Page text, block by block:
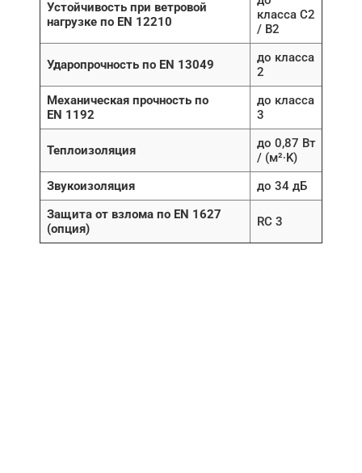
Устойчивость при ветровой
нагрузке по EN 12210
класса C2
/ B2
Ударопрочность по EN 13049
до класса
2
Механическая прочность по
EN 1192
до класса
3
Теплоизоляция
до 0,87 Вт
/ (м²∙K)
Звукоизоляция
до 34 дБ
Защита от взлома по EN 1627
(опция)
RC 3